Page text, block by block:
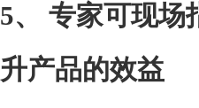
5、 专家可现场
升产品的效益